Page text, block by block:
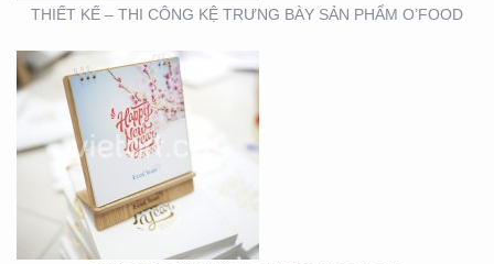
THIẾT KẾ – THI CÔNG KỆ TRƯNG BÀY SẢN PHẨM O’FOOD
THIẾT KẾ VÀ SẢN XUẤT
LỊCH HTV